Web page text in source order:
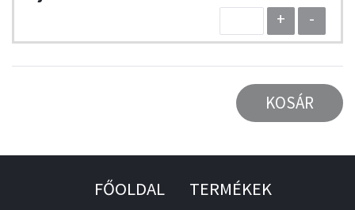
+
-
KOSÁR
FŐOLDAL
TERMÉKEK